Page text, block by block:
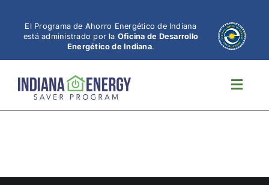
contenido
El Programa de Ahorro Energético de Indiana
está administrado por la Oficina de Desarrollo
Energético de Indiana.